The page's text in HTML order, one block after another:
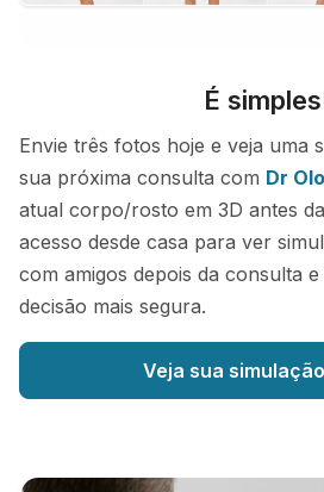
É
Envie três fotos hoje e veja uma
sua próxima consulta com Dr
atual corpo/rosto em 3D antes
acesso desde casa para ver
com amigos depois da consulta
decisão mais segura.
Veja sua